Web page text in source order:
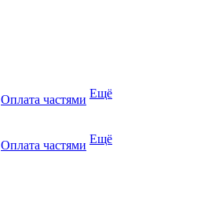
Оплата частями Ещё
Оплата частями Ещё